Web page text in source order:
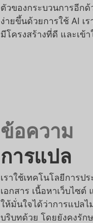
ตัวของกระบวนการอีก
ง่ายขึ้นด้วยการใช้ AI
มีโครงสร้างที่ดี และเข้า
ข้อความ
การแปล
เราใช้เทคโนโลยีการป
เอกสาร เนื้อหาเว็บไซ
ให้มั่นใจได้ว่าการแปลไ
บริบทด้วย โดยยังคงรัก